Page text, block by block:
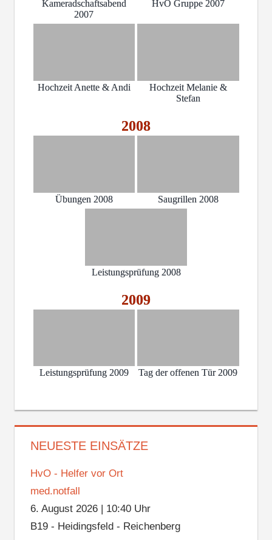
Kameradschaftsabend
2007
HvO Gruppe 2007
Hochzeit Anette & Andi
Hochzeit Melanie &
Stefan
2008
Übungen 2008 Saugrillen 2008
Leistungsprüfung 2008
2009
Leistungsprüfung 2009 Tag der offenen Tür 2009
NEUESTE EINSÄTZE
HvO - Helfer vor Ort
med.notfall
6. August 2026| 10:40 Uhr
B19 - Heidingsfeld - Reichenberg